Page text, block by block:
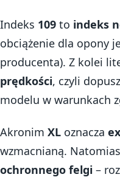
Indeks 109 to indeks
obciążenie dla opony
producenta). Z kolei
prędkości, czyli
modelu w warunkach
Akronim XL oznacza
wzmacnianą.
ochronnego felgi –